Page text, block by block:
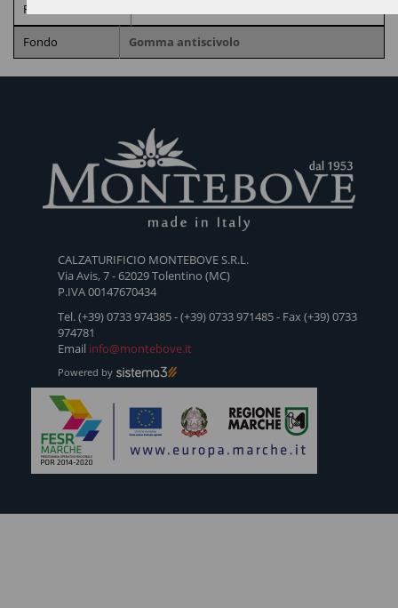
Fodera
Fondo Gomma antiscivolo
HEART
SNEAKERS
BUCKLE
BOOTS
CALZATURIFICIO MONTEBOVE S.R.L.
Via Avis, 7 - 62029 Tolentino (MC)
P.IVA 00147670434
Tel. (+39) 0733 974385 - (+39) 0733 971485 - Fax (+39) 0733
974781
Email info@montebove.it
Powered by